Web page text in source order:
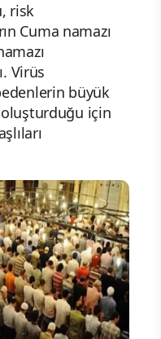
risk
Cuma namazı
Virüs
büyük
oluşturduğu için